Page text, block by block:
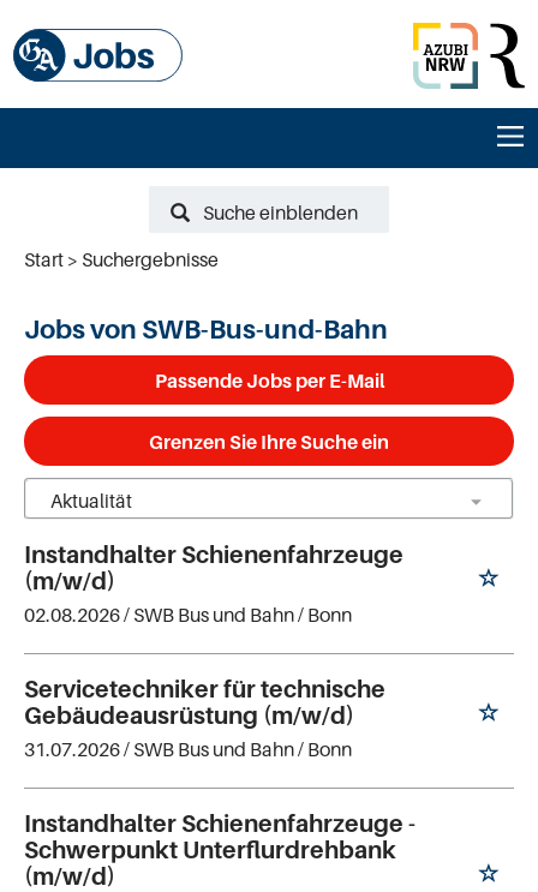
Suche einblenden
Start
Suchergebnisse
Jobs von SWB-Bus-und-Bahn
Passende Jobs per E-Mail
Grenzen Sie Ihre Suche ein
Instandhalter Schienenfahrzeuge
(m/w/d)
02.08.2026 / SWB Bus und Bahn/ Bonn
Servicetechniker für technische
Gebäudeausrüstung (m/w/d)
31.07.2026 / SWB Bus und Bahn/ Bonn
Instandhalter Schienenfahrzeuge -
Schwerpunkt Unterflurdrehbank
(m/w/d)